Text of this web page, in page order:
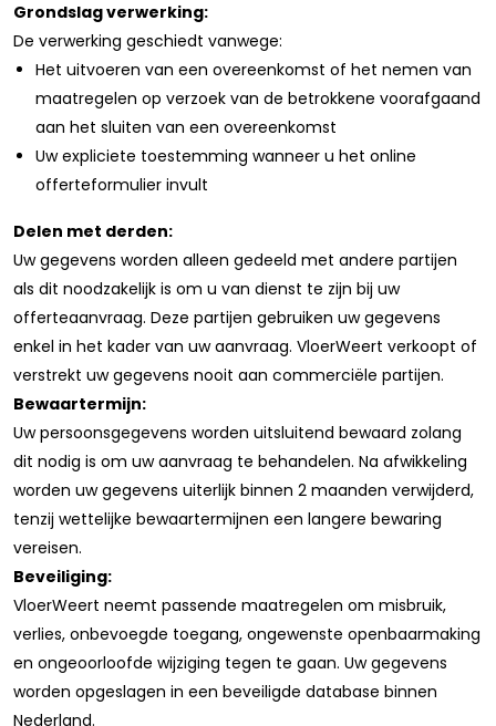
Grondslag verwerking:
De verwerking geschiedt vanwege:
Het uitvoeren van een overeenkomst of het nemen van
maatregelen op verzoek van de betrokkene voorafgaand
aan het sluiten van een overeenkomst
Uw expliciete toestemming wanneer u het online
offerteformulier invult
Delen met derden:
Uw gegevens worden alleen gedeeld met andere partijen
als dit noodzakelijk is om u van dienst te zijn bij uw
offerteaanvraag. Deze partijen gebruiken uw gegevens
enkel in het kader van uw aanvraag. VloerWeert verkoopt of
verstrekt uw gegevens nooit aan commerciële partijen.
Bewaartermijn:
Uw persoonsgegevens worden uitsluitend bewaard zolang
dit nodig is om uw aanvraag te behandelen. Na afwikkeling
worden uw gegevens uiterlijk binnen 2 maanden verwijderd,
tenzij wettelijke bewaartermijnen een langere bewaring
vereisen.
Beveiliging:
VloerWeert neemt passende maatregelen om misbruik,
verlies, onbevoegde toegang, ongewenste openbaarmaking
en ongeoorloofde wijziging tegen te gaan. Uw gegevens
worden opgeslagen in een beveiligde database binnen
Nederland.